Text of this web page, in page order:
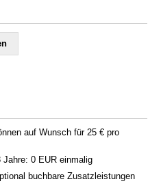
auf Wunsch für 25 € pro
Jahre: 0 EUR einmalig
buchbare Zusatzleistungen